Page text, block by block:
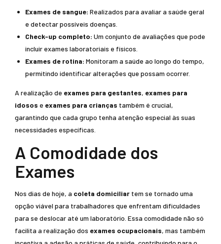
Exames de sangue: Realizados para avaliar a saúde geral
e detectar possíveis doenças.
Check-up completo: Um conjunto de avaliações que pode
incluir exames laboratoriais e físicos.
Exames de rotina: Monitoram a saúde ao longo do tempo,
permitindo identificar alterações que possam ocorrer.
A realização de exames para gestantes, exames para
idosos e exames para crianças também é crucial,
garantindo que cada grupo tenha atenção especial às suas
necessidades específicas.
A Comodidade dos
Exames
Nos dias de hoje, a coleta domiciliar tem se tornado uma
opção viável para trabalhadores que enfrentam dificuldades
para se deslocar até um laboratório. Essa comodidade não só
facilita a realização dos exames ocupacionais, mas também